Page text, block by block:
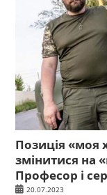
Позиція «моя
змінитися на
Професор і
20.07.2023